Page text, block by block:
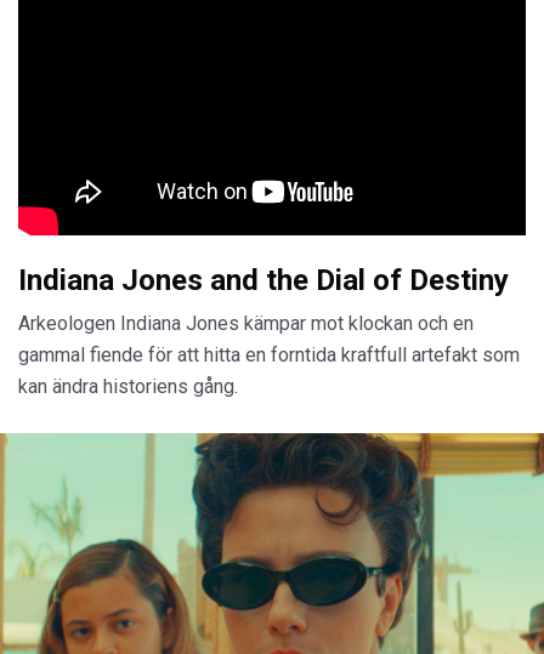
Indiana Jones and the Dial of Destiny
Arkeologen Indiana Jones kämpar mot klockan och en
gammal fiende för att hitta en forntida kraftfull artefakt som
kan ändra historiens gång.